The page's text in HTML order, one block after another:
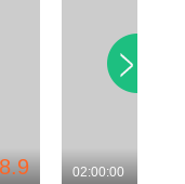
8.9 02:00:00